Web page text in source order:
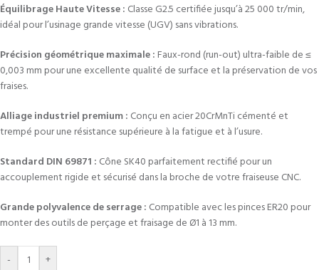
Équilibrage Haute Vitesse : Classe G2.5 certifiée jusqu’à 25 000 tr/min,
idéal pour l’usinage grande vitesse (UGV) sans vibrations.
Précision géométrique maximale :Faux-rond (run-out) ultra-faible de ≤
0,003 mm pour une excellente qualité de surface et la préservation de vos
fraises.
Alliage industriel premium : Conçu en acier 20CrMnTi cémenté et
trempé pour une résistance supérieure à la fatigue et à l’usure.
Standard DIN 69871 : Cône SK40 parfaitement rectifié pour un
accouplement rigide et sécurisé dans la broche de votre fraiseuse CNC.
Grande polyvalence de serrage : Compatible avec les pinces ER20 pour
monter des outils de perçage et fraisage de Ø1 à 13 mm.
- +